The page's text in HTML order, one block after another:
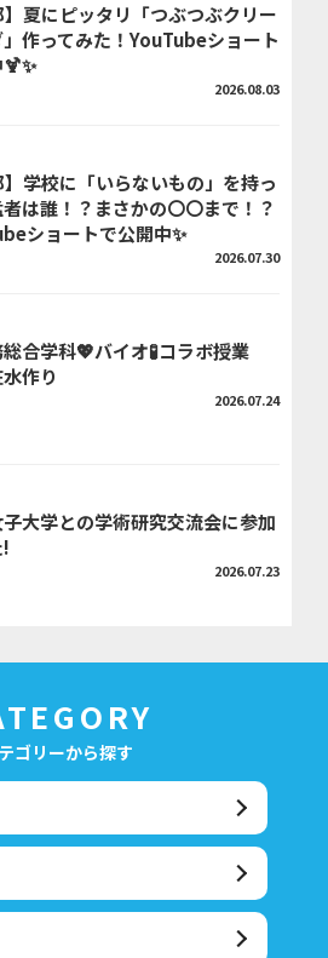
】夏にピッタリ「つぶつぶクリー
作ってみた！YouTubeショート
2026.08.03
】学校に「いらないもの」を持っ
は誰！？まさかの〇〇まで！？
ショートで公開中✨
2026.07.30
合学科💖バイオ🧪コラボ授業
作り
2026.07.24
大学との学術研究交流会に参加
2026.07.23
ゴリーから探す